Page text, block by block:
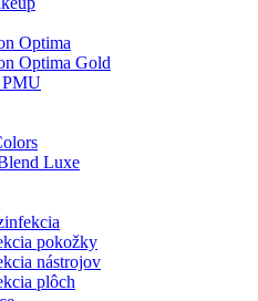
Optima
Optima Gold
PMU
Luxe
pokožky
nástrojov
plôch